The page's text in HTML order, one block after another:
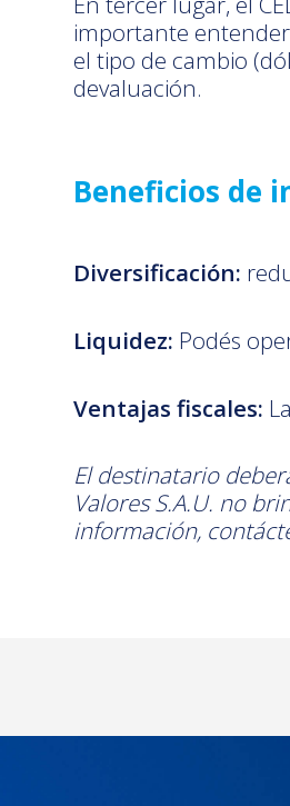
importante
el tipo de cambio
devaluación.
Beneficios de
Diversificación:
Liquidez: Podés
Ventajas fiscales:
El destinatario
Valores S.A.U. no
información,